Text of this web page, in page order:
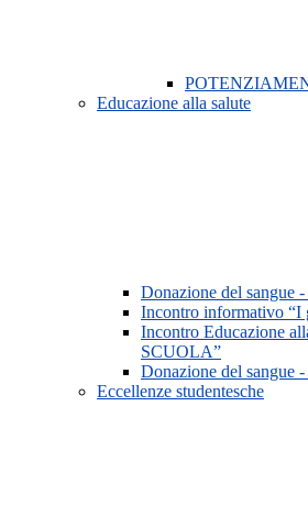
Educazione alla salute
Donazione del sangue
Incontro informativo “I
Incontro Educazione
SCUOLA”
Donazione del sangue
Eccellenze studentesche